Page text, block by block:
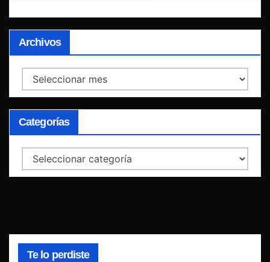
Archivos
Archivos
Categorías
Categorías
Te lo perdiste